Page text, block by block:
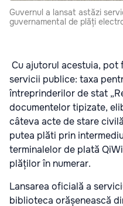
Guvernul a lansat astăzi
guvernamental de plăți
Cu ajutorul acestuia, pot
servicii publice: taxa
întreprinderilor de stat
documentelor tipizate,
câteva acte de stare
putea plăti prin
terminalelor de plată
plăților în numerar.
Lansarea oficială a
biblioteca orășenească